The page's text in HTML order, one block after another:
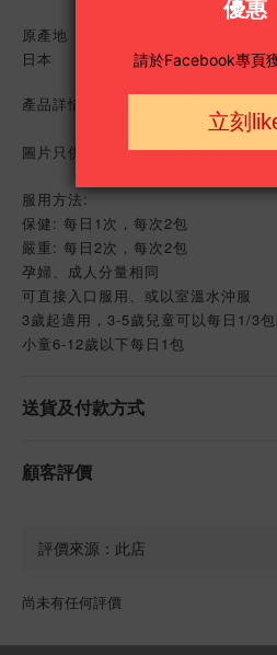
原產地
日本
產品詳情請參閱包裝上說明。
圖片只供參考，一切以實物為準。
服用方法:
保健: 每日1次，每次2包
嚴重: 每日2次，每次2包
孕婦、成人分量相同
可直接入口服用、或以室溫水沖服
3歲起適用，3-5歲兒童可以每日1/3
小童6-12歲以下每日1包
送貨及付款方式
顧客評價
尚未有任何評價